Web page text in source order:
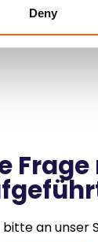
Deny
bitte an